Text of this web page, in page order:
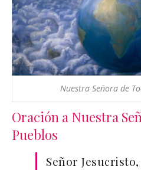
Nuestra Señora de
Oración a Nuestra
Pueblos
Señor